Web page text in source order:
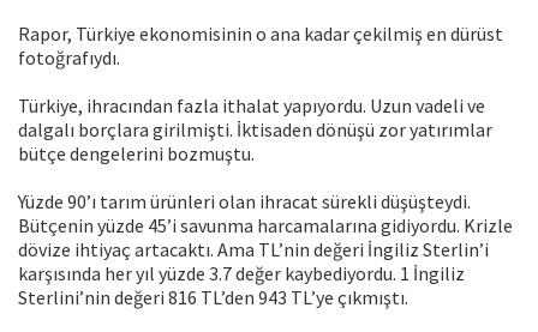
Rapor, Türkiye ekonomisinin o ana kadar çekilmiş en dürüst
fotoğrafıydı.
Türkiye, ihracından fazla ithalat yapıyordu. Uzun vadeli ve
dalgalı borçlara girilmişti. İktisaden dönüşü zor yatırımlar
bütçe dengelerini bozmuştu.
Yüzde 90’ı tarım ürünleri olan ihracat sürekli düşüşteydi.
Bütçenin yüzde 45’i savunma harcamalarına gidiyordu. Krizle
dövize ihtiyaç artacaktı. Ama TL’nin değeri İngiliz Sterlin’i
karşısında her yıl yüzde 3.7 değer kaybediyordu. 1 İngiliz
Sterlini’nin değeri 816 TL’den 943 TL’ye çıkmıştı.